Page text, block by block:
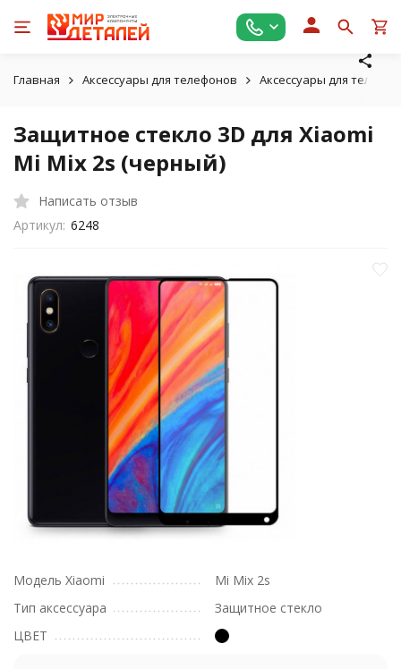
Главная Аксессуары для телефонов Аксессуары для
Защитное стекло 3D для Xiaomi
Mi Mix 2s (черный)
Написать отзыв
Артикул: 6248
Модель Xiaomi
Mi Mix 2s
Тип аксессуара
Защитное стекло
ЦВЕТ